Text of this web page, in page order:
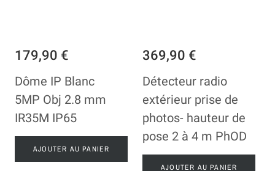
179,90 €
Dôme IP Blanc
5MP Obj 2.8 mm
IR35M IP65
AJOUTER AU PANIER
369,90 €
Détecteur radio
extérieur prise de
photos- hauteur de
pose 2 à 4 m PhOD
AJOUTER AU PANIER